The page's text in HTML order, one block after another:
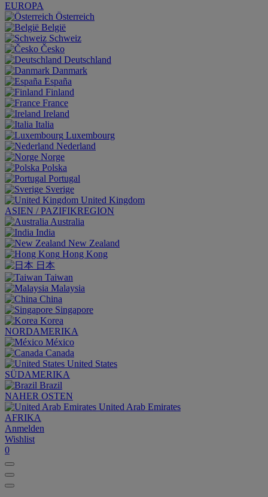
EUROPA
Österreich
België
Schweiz
Česko
Deutschland
Danmark
España
Finland
France
Ireland
Italia
Luxembourg
Nederland
Norge
Polska
Portugal
Sverige
United Kingdom
ASIEN / PAZIFIKREGION
Australia
India
New Zealand
Hong Kong
日本
Taiwan
Malaysia
China
Singapore
Korea
NORDAMERIKA
México
Canada
United States
SÜDAMERIKA
Brazil
NAHER OSTEN
United Arab Emirates
AFRIKA
Anmelden
Wishlist
0